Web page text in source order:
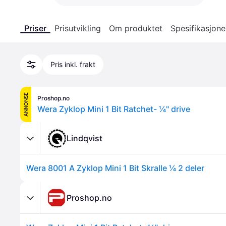
Priser Prisutvikling Om produktet
Pris inkl. frakt
ANNONSE Proshop.no
Wera Zyklop Mini 1 Bit Ratchet- ¼" drive
Lindqvist
Wera 8001 A Zyklop Mini 1 Bit Skralle ¼ 2 deler
Proshop.no